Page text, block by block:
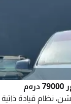
تيسلا موديل X الموديل 2018 السعر 79000 درهم
أوبشن، نظام قيادة ذاتية